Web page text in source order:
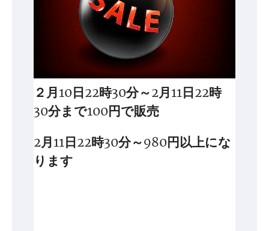
２月10日22時30分～2月11日22時
30分まで100円で販売
2月11日22時30分～980円以上にな
ります